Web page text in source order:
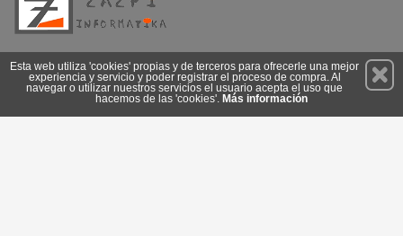
Suscríbete
Esta web utiliza 'cookies' propias y de terceros para ofrecerle una mejor
experiencia y servicio y poder registrar el proceso de compra. Al
navegar o utilizar nuestros servicios el usuario acepta el uso que
hacemos de las 'cookies'. Más información